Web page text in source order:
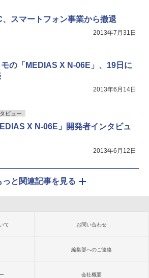
、スマートフォン事業から撤退
2013年7月31日
モの「MEDIAS X N-06E」、19日に
2013年6月14日
ビュー
X N-06E」開発者インタビュ
2013年6月12日
っと関連記事を見る
て お問い合わせ
編集部へのご連絡
会社概要